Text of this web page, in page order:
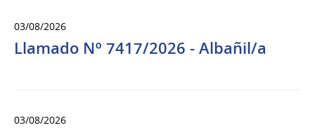
03/08/2026
Llamado Nº 7417/2026 - Albañil/a
03/08/2026